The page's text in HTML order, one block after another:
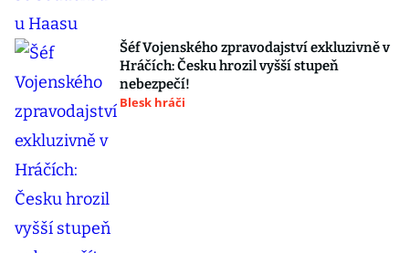
Šéf Vojenského zpravodajství exkluzivně v
Hráčích: Česku hrozil vyšší stupeň
nebezpečí!
Blesk hráči